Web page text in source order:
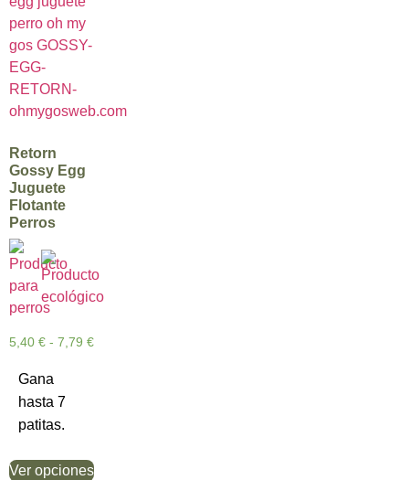
Retorn
Gossy Egg
Juguete
Flotante
Perros
5,40 € - 7,79 €
Gana
hasta 7
patitas.
Ver opciones